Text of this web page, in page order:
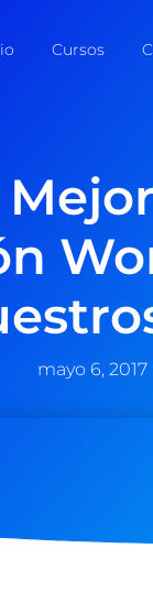
Cursos
mayo 6, 2017